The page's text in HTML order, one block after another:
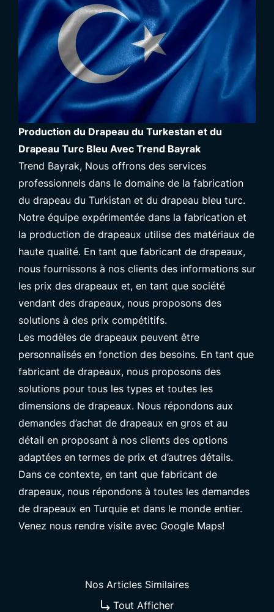
Production du Drapeau du Turkestan et du
Drapeau Turc Bleu Avec Trend Bayrak
Trend Bayrak, Nous offrons des services
professionnels dans le domaine de la fabrication
du drapeau du Turkistan et du drapeau bleu turc.
Notre équipe expérimentée dans la fabrication et
la production de drapeaux utilise des matériaux de
haute qualité. En tant que fabricant de drapeaux,
nous fournissons à nos clients des informations sur
les prix des drapeaux et, en tant que société
vendant des drapeaux, nous proposons des
solutions à des prix compétitifs.
Les modèles de drapeaux peuvent être
personnalisés en fonction des besoins. En tant que
fabricant de drapeaux, nous proposons des
solutions pour tous les types et toutes les
dimensions de drapeaux. Nous répondons aux
demandes d’achat de drapeaux en gros et au
détail en proposant à nos clients des options
adaptées en termes de prix et d’autres détails.
Dans ce contexte, en tant que fabricant de
drapeaux, nous répondons à toutes les demandes
de drapeaux en Turquie et dans le monde entier.
Venez nous rendre visite avec Google Maps!
Nos Articles Similaires
Tout Afficher